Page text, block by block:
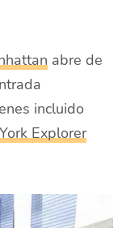
abre de
incluido
Explorer